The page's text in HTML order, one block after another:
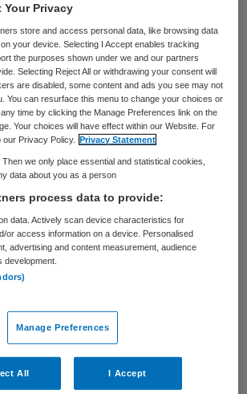
in het Nederlands
Geneeskunde (NTvG).
spraken in 2007 af om de
sterfte in vijf jaar met de helft
Dit deden ze nadat uit
gebleken dat in
jaarlijks ruim
overlijden, terwijl dit
kunnen worden.
geschreven door Marieke
Wollersheim van
schrijven dat
Your Privacy
store and access personal data, like browsing data
your device. Selecting I Accept enables tracking
the purposes shown under we and our partners
Selecting Reject All or withdrawing your consent will
are disabled, some content and ads you see may not
You can resurface this menu to change your choices or
time by clicking the Manage Preferences link on the
Your choices will have effect within our Website. For
Privacy Policy.
Privacy Statement
we only place essential and statistical cookies,
data about you as a person
process data to provide:
data. Actively scan device characteristics for
or access information on a device. Personalised
advertising and content measurement, audience
Manage Preferences
All I Accept